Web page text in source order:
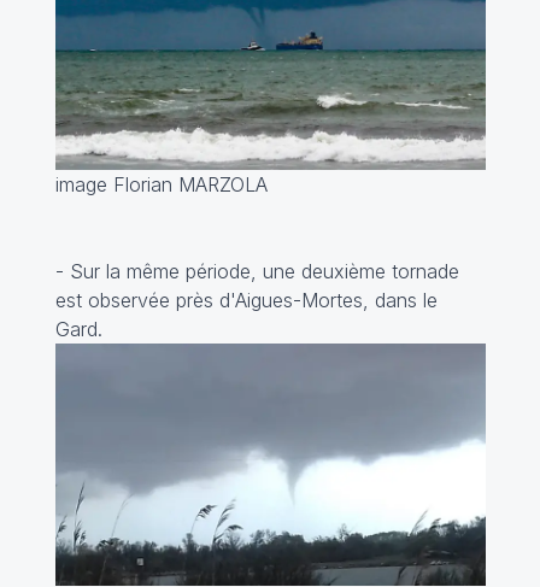
image Florian MARZOLA
- Sur la même période, une deuxième tornade
est observée près d'Aigues-Mortes, dans le
Gard.